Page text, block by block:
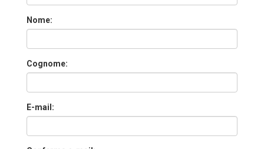
Nome:
Cognome:
E-mail: